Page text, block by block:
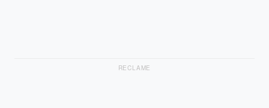
RECLAME